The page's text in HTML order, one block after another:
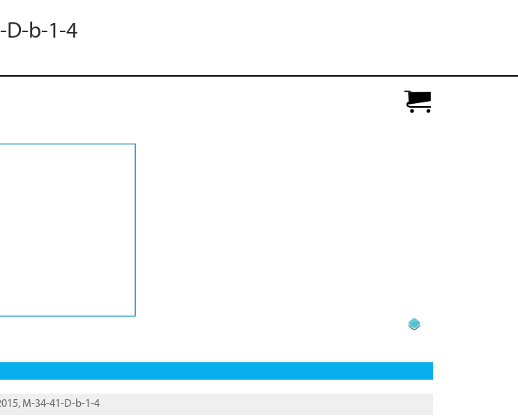
D-b-1-4
M-34-41-D-b-1-4